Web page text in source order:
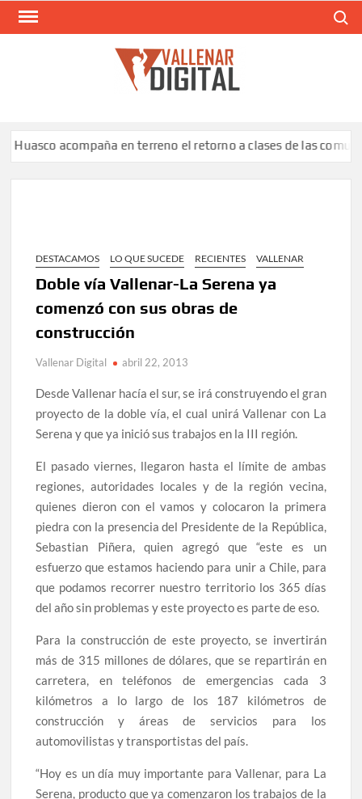
Saltar
acompaña en terreno el retorno a clases de las
DESTACAMOS LO QUE SUCEDE RECIENTES VALLENAR
Doble vía Vallenar-La Serena ya
comenzó con sus obras de
construcción
Vallenar Digital abril 22, 2013
Desde Vallenar hacía el sur, se irá construyendo el gran
proyecto de la doble vía, el cual unirá Vallenar con La
Serena y que ya inició sus trabajos en la III región.
El pasado viernes, llegaron hasta el límite de ambas
regiones, autoridades locales y de la región vecina,
quienes dieron con el vamos y colocaron la primera
piedra con la presencia del Presidente de la República,
Sebastian Piñera, quien agregó que “este es un
esfuerzo que estamos haciendo para unir a Chile, para
que podamos recorrer nuestro territorio los 365 días
del año sin problemas y este proyecto es parte de eso.
Para la construcción de este proyecto, se invertirán
más de 315 millones de dólares, que se repartirán en
carretera, en teléfonos de emergencias cada 3
kilómetros a lo largo de los 187 kilómetros de
construcción y áreas de servicios para los
automovilistas y transportistas del país.
“Hoy es un día muy importante para Vallenar, para La
Serena, producto que ya comenzaron los trabajos de la